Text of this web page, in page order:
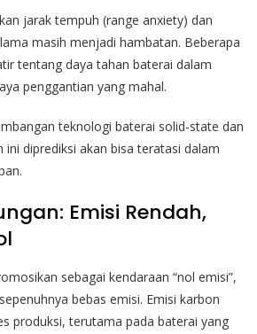
jarak tempuh (range anxiety) dan
masih menjadi hambatan. Beberapa
tentang daya tahan baterai dalam
penggantian yang mahal.
teknologi baterai solid-state dan
ini diprediksi akan bisa teratasi dalam
Emisi Rendah,
sebagai kendaraan “nol emisi”,
bebas emisi. Emisi karbon
produksi, terutama pada baterai yang